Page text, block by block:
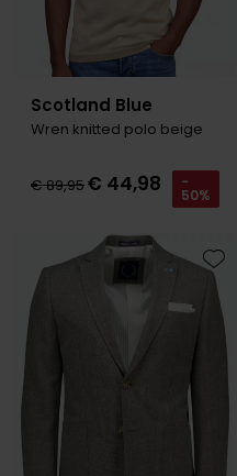
Scotland Blue
Wren knitted polo beige
€ 89,95€ 44,98 -
50%